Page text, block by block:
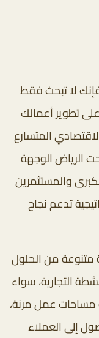
لا تبحث فقط
تطوير أعمالك
المتسارع
الرياض الوجهة
والمستثمرين
تدعم نجاح
من الحلول
التجارية، سواء
مساحات عمل مرنة،
إلى العملاء